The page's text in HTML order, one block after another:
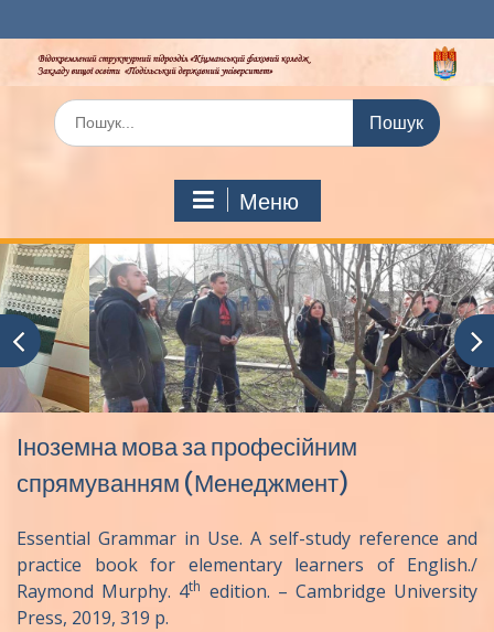
до
вмісту
Шукати:
Меню
Іноземна мова за професійним
спрямуванням (Менеджмент)
Essential Grammar in Use. A self-study reference and
practice book for elementary learners of English./
Raymond Murphy. 4th edition. – Cambridge University
Press, 2019, 319 p.